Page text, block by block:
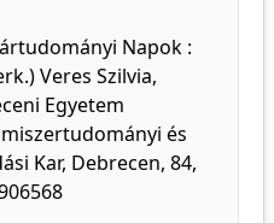
Napok :
Veres Szilvia,
Egyetem
és
Kar, Debrecen, 84,